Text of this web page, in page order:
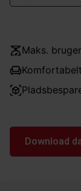
Maks.
Download